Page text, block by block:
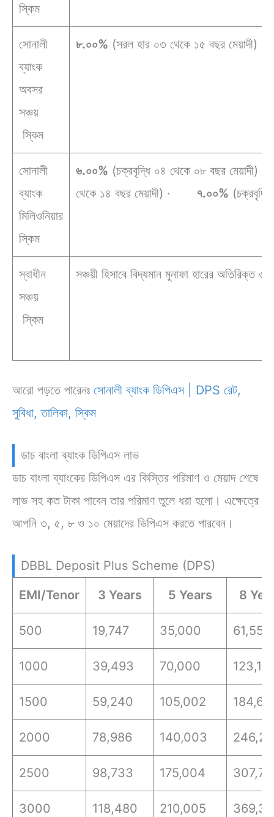
স্কিম
সোনালী
ব্যাংক
অবসর
সঞ্চয়
স্কিম
৮.০০% (সরল হার ০৩ থেকে ১৫ বছর মেয়াদী)
সোনালী
ব্যাংক
মিলিওনিয়ার
স্কিম
৬.০০% (চক্রবৃদ্ধি ০৪ থেকে ০৮ বছর
থেকে ১৪ বছর মেয়াদী) · ৭.০০%
স্বাধীন
সঞ্চয়
স্কিম
সঞ্চয়ী হিসাবে বিদ্যমান মুনাফা হারের অতিরিক্ত
আরো পড়তে পারেনঃ সোনালী ব্যাংক ডিপিএস | DPS রেট,
সুবিধা, তালিকা, স্কিম
ডাচ বাংলা ব্যাংক ডিপিএস লাভ
ডাচ বাংলা ব্যাংকের ডিপিএস এর কিস্তির পরিমাণ ও মেয়াদ শেষে
লাভ সহ কত টাকা পাবেন তার পরিমাণ তুলে ধরা হলো। এক্ষেত্রে
আপনি ৩, ৫, ৮ ও ১০ মেয়াদের ডিপিএস করতে পারবেন।
DBBL Deposit Plus Scheme (DPS)
EMI/Tenor
3 Years 5 Years 8
500 19,747 35,000 61,552
1000 39,493 70,000
1500 59,240 105,002
2000 78,986 140,003
2500 98,733 175,004
3000 118,480 210,005